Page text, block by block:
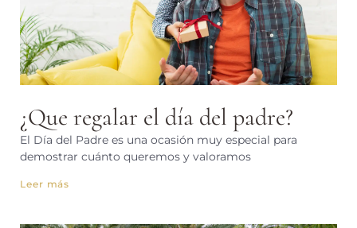
¿Que regalar el día del padre?
El Día del Padre es una ocasión muy especial para
demostrar cuánto queremos y valoramos
Leer más